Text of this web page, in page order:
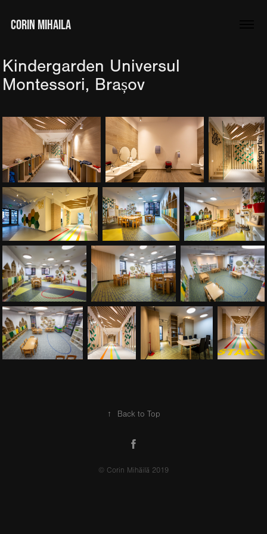
CORIN MIHAILA
Kindergarden Universul
Montessori, Brașov
↑ Back to Top
© Corin Mihăilă 2019